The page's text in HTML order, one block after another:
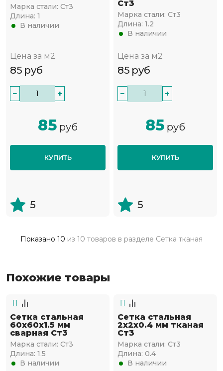
Марка стали: Ст3
Длина: 1
В наличии
Цена за м2
85 руб
− +
85 руб
КУПИТЬ
5
Ст3
Марка стали: Ст3
Длина: 1.2
В наличии
Цена за м2
85 руб
− +
85 руб
КУПИТЬ
5
Показано 10 из 10 товаров в разделе Сетка тканая
Похожие товары
Сетка стальная
60х60х1.5 мм
сварная Ст3
Марка стали: Ст3
Длина: 1.5
В наличии
Сетка стальная
2х2х0.4 мм тканая
Ст3
Марка стали: Ст3
Длина: 0.4
В наличии